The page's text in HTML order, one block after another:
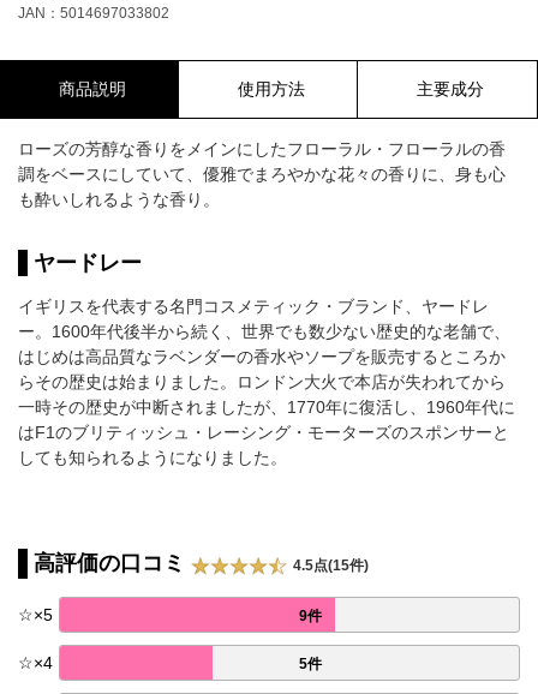
JAN：5014697033802
商品説明 使用方法 主要成分
ローズの芳醇な香りをメインにしたフローラル・フローラルの香
調をベースにしていて、優雅でまろやかな花々の香りに、身も心
も酔いしれるような香り。
ヤードレー
イギリスを代表する名門コスメティック・ブランド、ヤードレ
ー。1600年代後半から続く、世界でも数少ない歴史的な老舗で、
はじめは高品質なラベンダーの香水やソープを販売するところか
らその歴史は始まりました。ロンドン大火で本店が失われてから
一時その歴史が中断されましたが、1770年に復活し、1960年代に
はF1のブリティッシュ・レーシング・モーターズのスポンサーと
しても知られるようになりました。
高評価の口コミ 4.5点(15件)
☆×5 9件
☆×4 5件